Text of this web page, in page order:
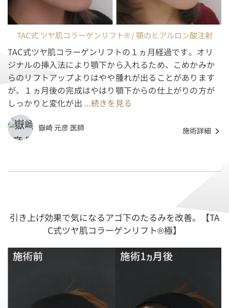
TAC式 ツヤ肌コラーゲンリフト® / 顎のヒアルロン酸注射
TAC式ツヤ肌コラーゲンリフトの１ヵ月経過です。オリ
ジナルの挿入法により顎下から入れるため、こめかみか
らのリフトアップよりはやや腫れが出ることがあります
が、１ヵ月後の完成はやはり顎下からの仕上がりの方が
しっかりと変化が出 ...続きを見る
嶽崎 元彦 医師 施術詳細
引き上げ効果で気になるアゴ下のたるみを改善。【TA
C式ツヤ肌コラーゲンリフト®極】